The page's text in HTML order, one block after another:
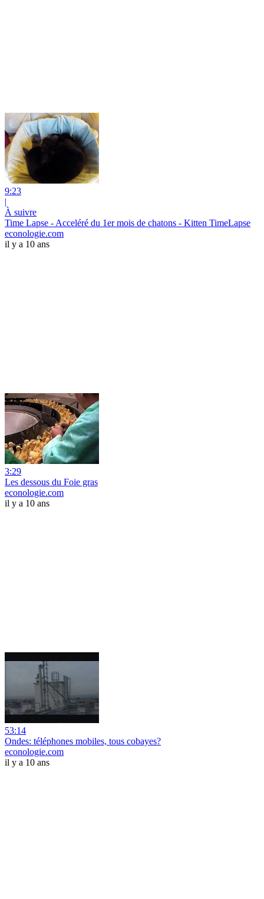
9:23
|
À suivre
Time Lapse - Acceléré du 1er mois de chatons - Kitten TimeLapse
econologie.com
il y a 10 ans
3:29
Les dessous du Foie gras
econologie.com
il y a 10 ans
53:14
Ondes: téléphones mobiles, tous cobayes?
econologie.com
il y a 10 ans